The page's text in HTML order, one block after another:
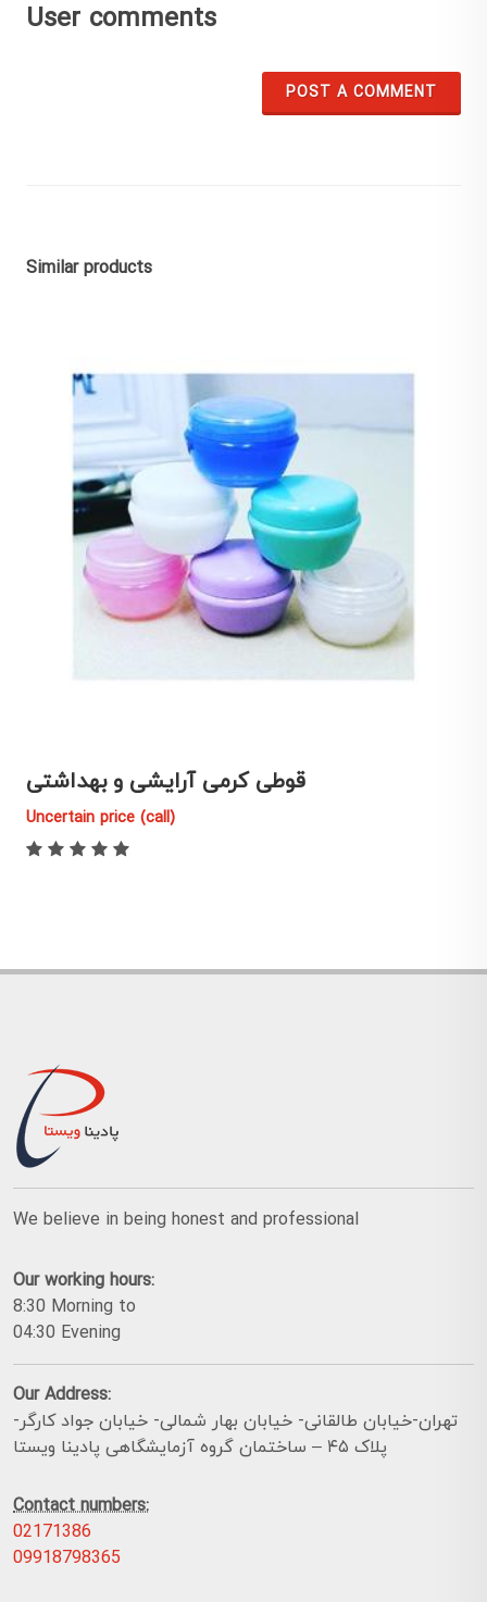
User comments
POST A COMMENT
Similar products
قوطی کرمی آرایشی و بهداشتی
Uncertain price (call)
We believe in being honest and professional
Our working hours:
8:30 Morning to
04:30 Evening
Our Address:
تهران-خیابان طالقانی- خیابان بهار شمالی- خیابان جواد کارگر-
پلاک ۴۵ – ساختمان گروه آزمایشگاهی پادینا ویستا
Contact numbers:
02171386
09918798365